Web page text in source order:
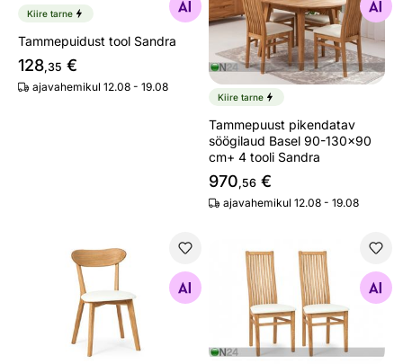
Kiire tarne
Tammepuidust tool Sandra
128,35 €
ajavahemikul 12.08 - 19.08
Otsi sarnaseid
Kiire tarne
Tammepuust pikendatav
söögilaud Basel 90-130x90
cm+ 4 tooli Sandra
970,56 €
ajavahemikul 12.08 - 19.08
Tammepuidust tool Irma
Otsi sarnaseid
Tammepuidust toolid
Otsi sarnaseid